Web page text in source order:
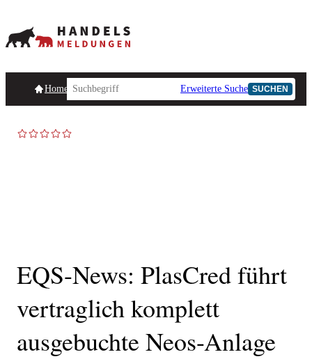
HomepageHandelsmeldungen Ad-Hoc-Meldungen
Erweiterte Suche SUCHEN
EQS-News: PlasCred führt
vertraglich komplett
ausgebuchte Neos-Anlage